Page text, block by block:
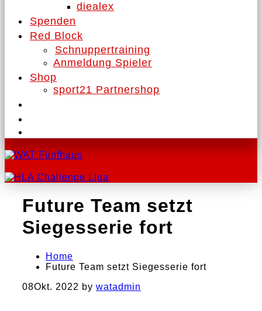
diealex
Spenden
Red Block
Schnuppertraining
Anmeldung Spieler
Shop
sport21 Partnershop
Future Team setzt
Siegesserie fort
Home
Future Team setzt Siegesserie fort
08Okt. 2022 by watadmin